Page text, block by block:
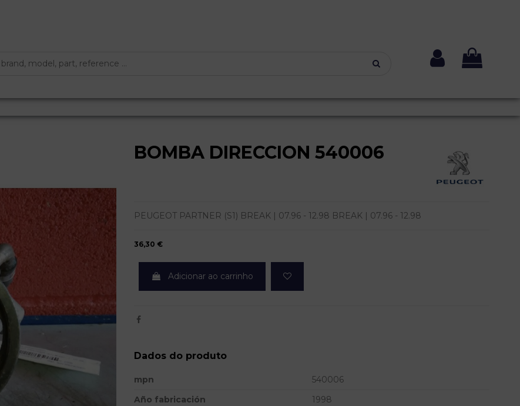
BOMBA DIRECCION 540006
PEUGEOT PARTNER (S1) BREAK | 07.96 - 12.98 BREAK | 07.96 - 12.98
36,30 €
Adicionar ao carrinho
Dados do produto
mpn
540006
Año fabricación
1998